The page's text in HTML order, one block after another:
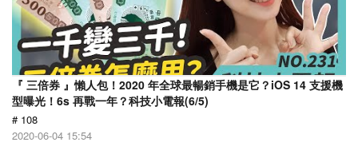
『 三倍券 』懶人包！2020 年全球最暢銷手機是它？iOS 14 支援機
型曝光！6s 再戰一年？科技小電報(6/5)
# 108
2020-06-04 15:54